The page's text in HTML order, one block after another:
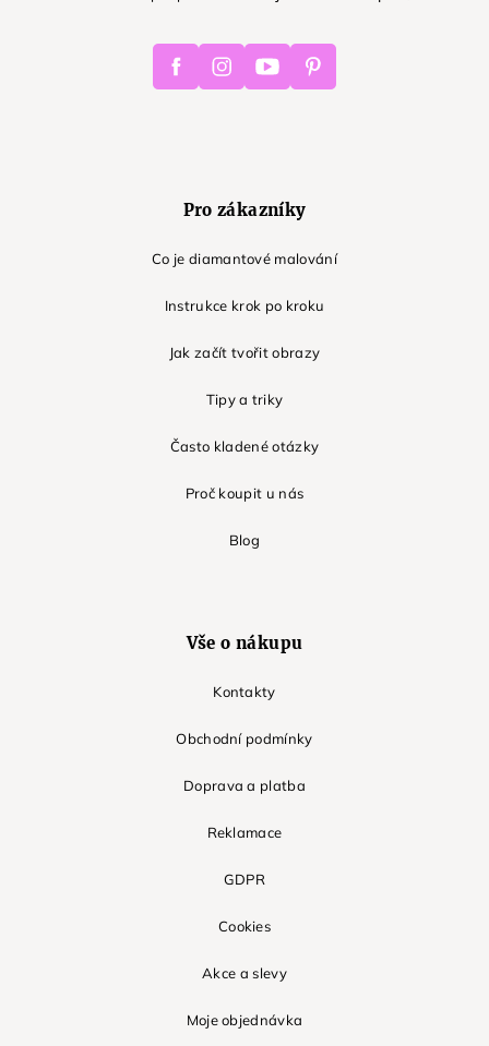
FacebookInstagramYoutube Pinterest
Pro zákazníky
Co je diamantové malování
Instrukce krok po kroku
Jak začít tvořit obrazy
Tipy a triky
Často kladené otázky
Proč koupit u nás
Blog
Vše o nákupu
Kontakty
Obchodní podmínky
Doprava a platba
Reklamace
GDPR
Cookies
Akce a slevy
Moje objednávka